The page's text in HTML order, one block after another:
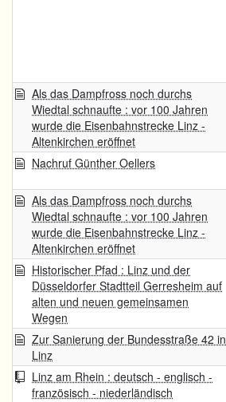
Als das Dampfross noch durchs
Wiedtal schnaufte : vor 100 Jahren
wurde die Eisenbahnstrecke Linz -
Altenkirchen eröffnet
Nachruf Günther Oellers
Als das Dampfross noch durchs
Wiedtal schnaufte : vor 100 Jahren
wurde die Eisenbahnstrecke Linz -
Altenkirchen eröffnet
Historischer Pfad : Linz und der
Düsseldorfer Stadtteil Gerresheim auf
alten und neuen gemeinsamen
Wegen
Zur Sanierung der Bundesstraße 42 in
Linz
Linz am Rhein : deutsch - englisch -
französisch - niederländisch